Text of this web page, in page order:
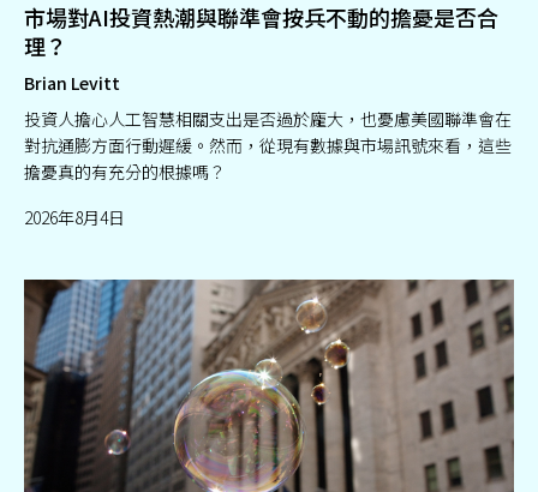
市場對AI投資熱潮與聯準會按兵不動的擔憂是否合
理？
Brian Levitt
投資人擔心人工智慧相關支出是否過於龐大，也憂慮美國聯準會在
對抗通膨方面行動遲緩。然而，從現有數據與市場訊號來看，這些
擔憂真的有充分的根據嗎？
2026年8月4日